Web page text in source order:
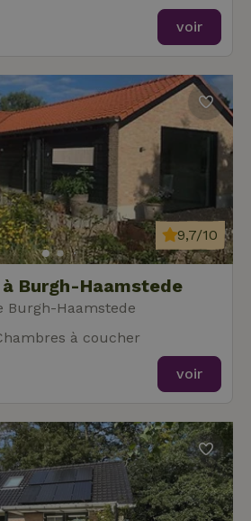
voir
Burgh-Haamstede
Burgh-Haamstede
9,7/10
à coucher
voir